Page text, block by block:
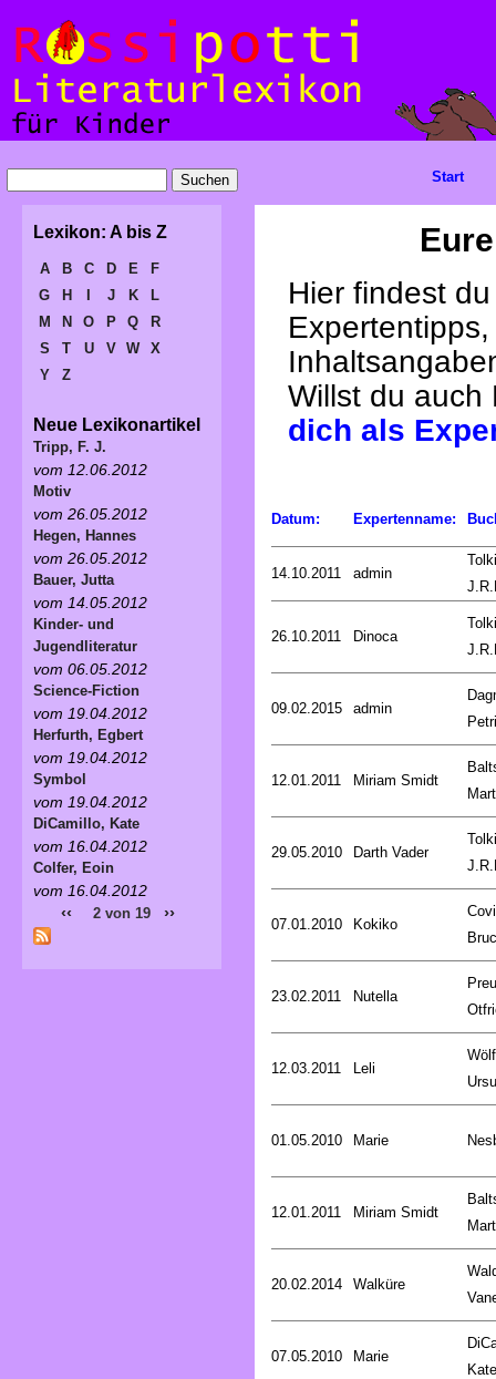
Hier findest
Willst du
dich als
Datum: Expertenname:
14.10.2011 admin
26.10.2011 Dinoca
09.02.2015 admin
12.01.2011 Miriam Smidt
29.05.2010 Darth Vader
07.01.2010 Kokiko
23.02.2011 Nutella
12.03.2011 Leli
01.05.2010 Marie
12.01.2011 Miriam Smidt
20.02.2014 Walküre
07.05.2010 Marie
Kate
Start
Lexikon: A bis Z
A B C D E
F
G
H J K
L
M
N O P Q
R
S
T U V W
X
Y
Z
Neue Lexikonartikel
Tripp, F. J.
vom 12.06.2012
Motiv
vom 26.05.2012
Hegen, Hannes
vom 26.05.2012
Bauer, Jutta
vom 14.05.2012
Kinder- und
Jugendliteratur
vom 06.05.2012
Science-Fiction
vom 19.04.2012
Herfurth, Egbert
vom 19.04.2012
Symbol
vom 19.04.2012
DiCamillo, Kate
vom 16.04.2012
Colfer, Eoin
vom 16.04.2012
‹‹ 2 von 19 ››